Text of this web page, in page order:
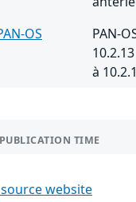
OS
PAN-
à
PUBLICATION TIME
website